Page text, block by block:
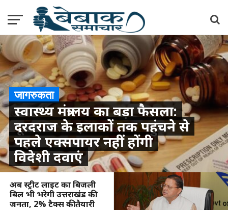
जागरुकता
स्वास्थ्य मंत्रालय का बड़ा फैसला:
दूरदराज के इलाकों तक पहुंचने से
पहले एक्सपायर नहीं होंगी
विदेशी दवाएं
अब स्ट्रीट लाइट का बिजली
बिल भी भरेगी उत्तराखंड की
जनता, 2% टैक्स की तैयारी